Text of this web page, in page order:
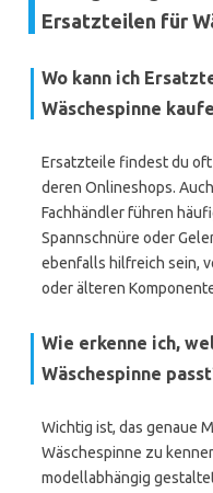
Ersatzteilen für
Wo kann ich
Wäschespinne
Ersatzteile findest du
deren Onlineshops.
Fachhändler führen
Spannschnüre oder
ebenfalls hilfreich sein,
oder älteren
Wie erkenne ich,
Wäschespinne
Wichtig ist, das genaue
Wäschespinne zu
modellabhängig